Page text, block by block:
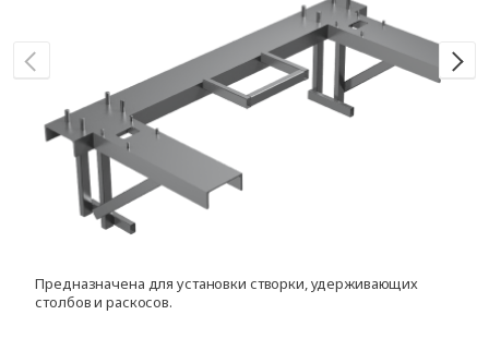
Предназначена для установки створки, удерживающих
столбов и раскосов.